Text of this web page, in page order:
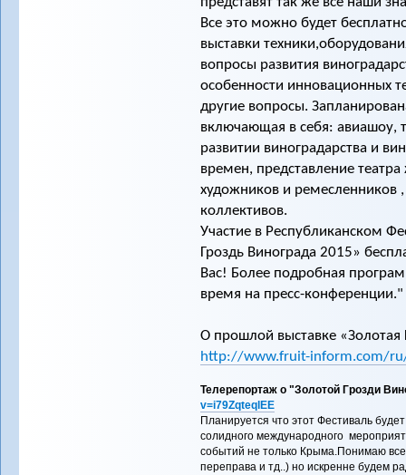
Все это можно будет
выставки
вопросы развития
особенности инновационных
другие вопросы.
включающая в себя: авиашоу,
развитии виноградарства и
времен, представление
художников и ремесленников ,
коллективов.
Участие в Республиканском
Гроздь Винограда 2015»
Вас! Более подробная
время на пресс-конференции."
О прошлой выставке «Золотая
http://www.fruit-inform.com/ru/
Телерепортаж о "Золотой Грозди
v=i79ZqteqlEE
Планируется что этот Фестиваль
солидного международного
событий не только Крыма.Понимаю
переправа и тд..) но искренне будем